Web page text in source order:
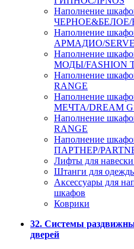
Наполнение
ЧЕРНОЕ&БЕЛОЕ/
Наполнение
АРМАДИО/
Наполнение
МОДЫ/FASHION
Наполнение
RANGE
Наполнение
МЕЧТА/DREAM
Наполнение
RANGE
Наполнение
ПАРТНЕР/
Лифты для
Штанги для
Аксессуары для
шкафов
Коврики
32. Системы
дверей